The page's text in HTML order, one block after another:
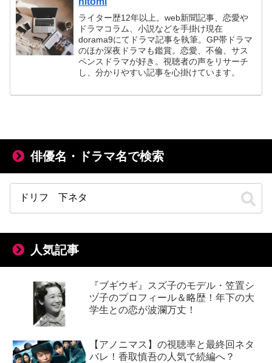
ライター歴12年以上。web新聞記事、恋愛や
ドラマコラム、小説などを手掛け現在
dorama9にてドラマ記事を執筆。GP帯ドラマ
のほか深夜ドラマも鑑賞。恋愛、不倫、サス
ペンスドラマが好き。視聴者の声をリサーチ
し、分かりやすい記事を心掛けています。
俳優名・ドラマ名で検索
人気記事
『ブギウギ』スズ子のモデル・笠置シ
ヅ子のプロフィール＆略歴！年下の大
学生との恋が波瀾万丈！
【アノニマス】の視聴率と最終回ネタ
バレ！香取慎吾の人気で続編へ？